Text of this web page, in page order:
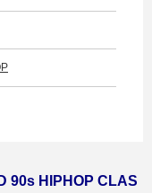
90s HIPHOP CLAS